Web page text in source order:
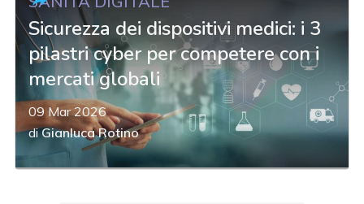
Sicurezza dei dispositivi medici: i 3
pilastri cyber per competere con i
mercati globali
09 Mar 2026
diGianluca Rotino